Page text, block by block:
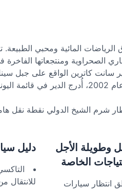
المائية ومحبي الطبيعة.
الصحراوية ومنتجعاتها
سانت كاترين الواقع على جبل
شرم الشيخ الدولي نقطة نقل
وطويلة الأجل
الخاصة
انتظار سيارات
دليل
للانتقال